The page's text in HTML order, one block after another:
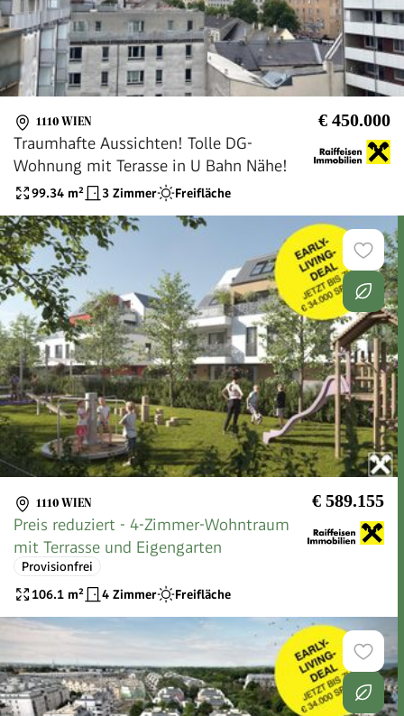
1110 WIEN € 450.000
Traumhafte Aussichten! Tolle DG-
Wohnung mit Terasse in U Bahn Nähe!
99.34 m² 3 Zimmer Freifläche
1110 WIEN € 589.155
Preis reduziert - 4-Zimmer-Wohntraum
mit Terrasse und Eigengarten
Provisionfrei
106.1 m² 4 Zimmer Freifläche